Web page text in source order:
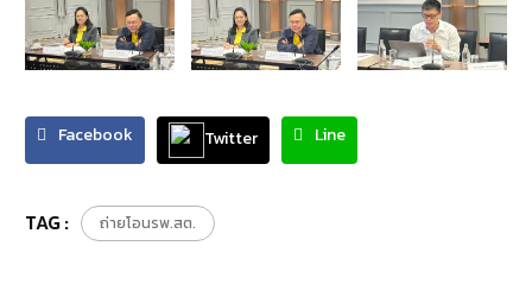
Facebook Twitter Line
TAG : ถ่ายโอนรพ.สต.